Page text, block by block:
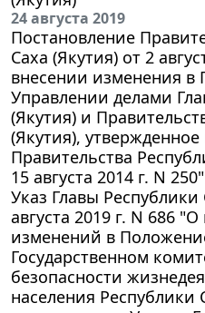
24 августа 2019
Постановление
Саха (Якутия) от 2
внесении изменения в
Управлении делами
(Якутия) и
(Якутия),
Правительства
15 августа 2014 г. N 250"
Указ Главы Республики
августа 2019 г. N 686
изменений в
Государственном
безопасности
населения Республики